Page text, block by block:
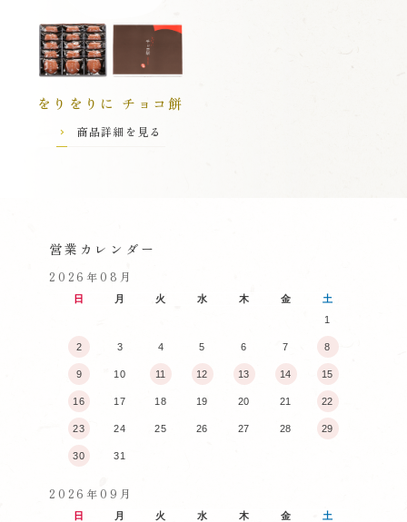
をりをりに チョコ餅
商品詳細を見る
営業カレンダー
2026年08月
日 月 火 水 木 金
土
1
2 3 4 5 6 7 8
9 10 11 12 13 14 15
16 17 18 19 20 21 22
23 24 25 26 27 28 29
30 31
2026年09月
日 月 火 水 木 金
土